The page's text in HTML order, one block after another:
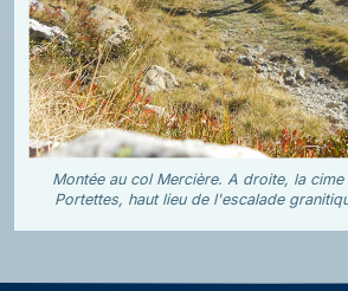
Montée au col Mercière. A droite, la
Portettes, haut lieu de l'escalade